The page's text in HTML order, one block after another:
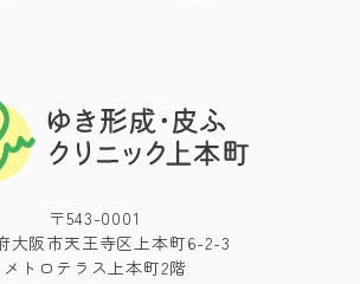
〒543-0001
大阪市天王寺区上本町6-2-3
メトロテラス上本町2階